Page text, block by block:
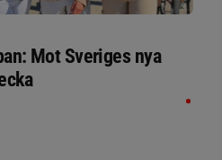
Mot Sveriges nya